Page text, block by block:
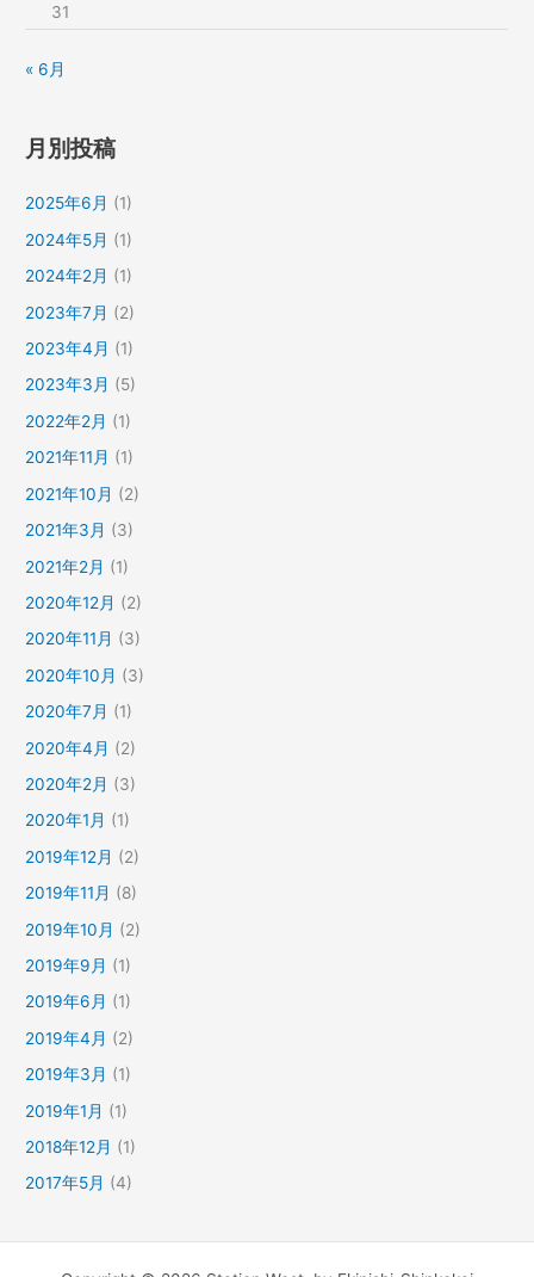
31
« 6月
月別投稿
2025年6月 (1)
2024年5月 (1)
2024年2月 (1)
2023年7月 (2)
2023年4月 (1)
2023年3月 (5)
2022年2月 (1)
2021年11月 (1)
2021年10月 (2)
2021年3月 (3)
2021年2月 (1)
2020年12月 (2)
2020年11月 (3)
2020年10月 (3)
2020年7月 (1)
2020年4月 (2)
2020年2月 (3)
2020年1月 (1)
2019年12月 (2)
2019年11月 (8)
2019年10月 (2)
2019年9月 (1)
2019年6月 (1)
2019年4月 (2)
2019年3月 (1)
2019年1月 (1)
2018年12月 (1)
2017年5月 (4)